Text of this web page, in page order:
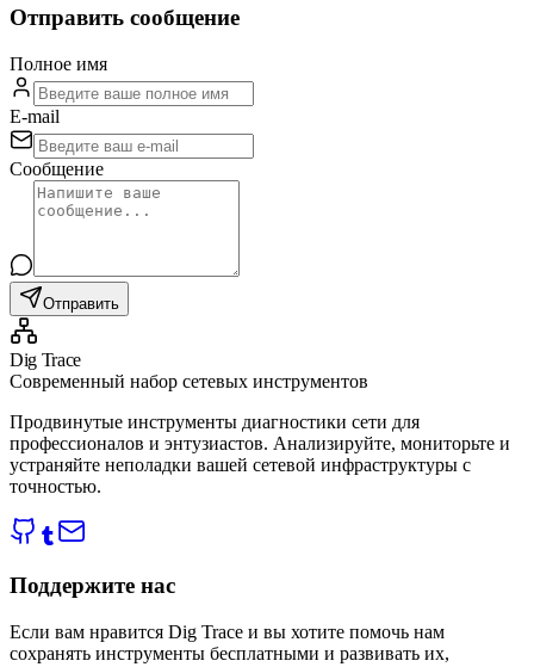
Отправить сообщение
Полное имя
E‑mail
Сообщение
Отправить
Dig Trace
Современный набор сетевых инструментов
Продвинутые инструменты диагностики сети для
профессионалов и энтузиастов. Анализируйте, мониторьте и
устраняйте неполадки вашей сетевой инфраструктуры с
точностью.
Поддержите нас
Если вам нравится Dig Trace и вы хотите помочь нам
сохранять инструменты бесплатными и развивать их,